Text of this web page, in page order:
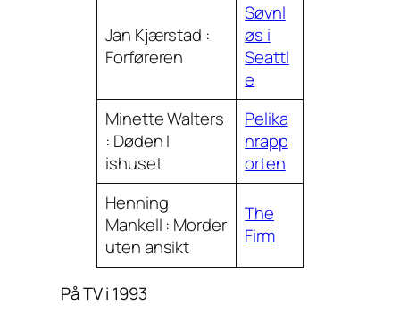
Jan Kjærstad :
Forføreren
Søvnl
øs i
Seattl
e
Minette Walters
: Døden I
ishuset
Pelika
nrapp
orten
Henning
Mankell : Morder
uten ansikt
The
Firm
På TV i 1993